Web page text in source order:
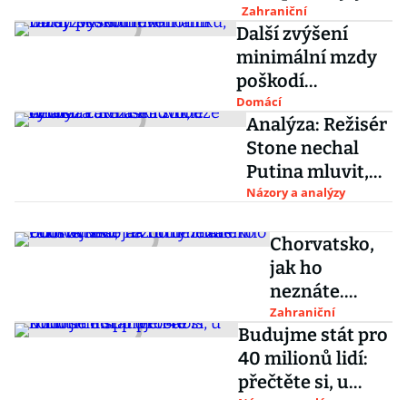
pozice se tlačí
rozvíjející se
země
Zahraniční
Další zvýšení
minimální mzdy
poškodí
ekonomiku,
varují ekonomové
Domácí
Analýza: Režisér
Stone nechal
Putina mluvit,
vynikla tak
ctnost
Názory a analýzy
Chorvatsko,
jak ho
neznáte.
Podívejte se
na ruiny
luxusního
turistického
Zahraniční
Budujme stát pro
40 milionů lidí:
přečtěte si, u